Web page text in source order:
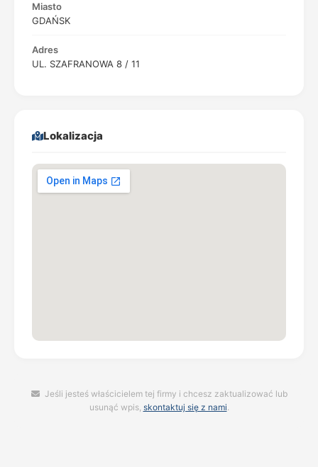
Miasto
GDAŃSK
Adres
UL. SZAFRANOWA 8 / 11
Lokalizacja
Jeśli jesteś właścicielem tej firmy i chcesz zaktualizować lub
usunąć wpis, skontaktuj się z nami.